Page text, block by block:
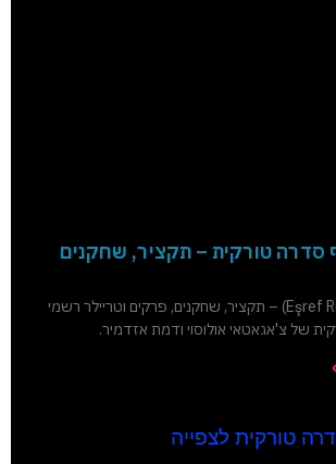
טורקית – תקציר, שחקנים
חלום של אשרף (Eşref Rüya) – תקציר, שחקנים, פרקים וטריילר רשמי
של צ'אגאטאי אולוסוי ודמת אזדמיר.